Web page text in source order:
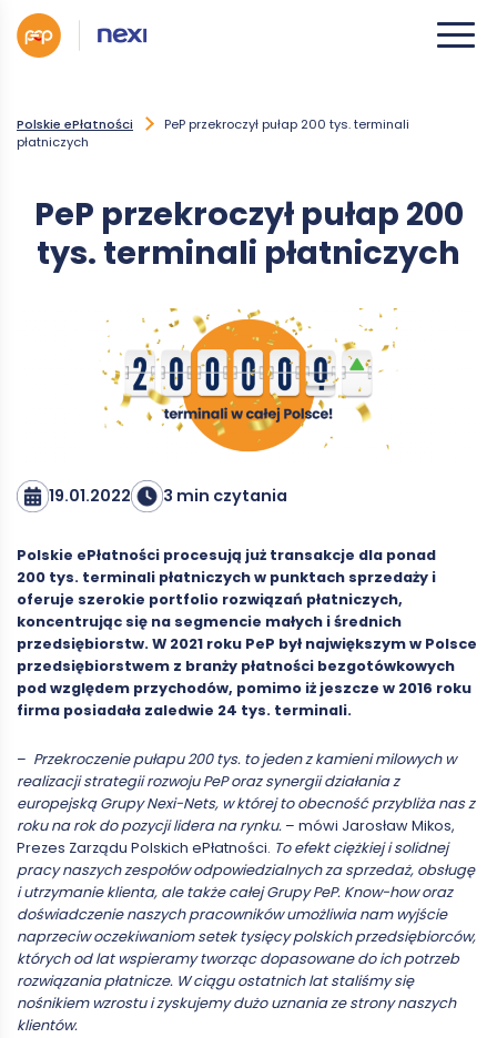
Polskie ePłatności
PeP przekroczył pułap 200 tys. terminali
płatniczych
PeP przekroczył pułap 200
tys. terminali płatniczych
19.01.2022 3 min czytania
Polskie ePłatności procesują już transakcje dla ponad
200 tys. terminali płatniczych w punktach sprzedaży i
oferuje szerokie portfolio rozwiązań płatniczych,
koncentrując się na segmencie małych i średnich
przedsiębiorstw. W 2021 roku PeP był największym w Polsce
przedsiębiorstwem z branży płatności bezgotówkowych
pod względem przychodów, pomimo iż jeszcze w 2016 roku
firma posiadała zaledwie 24 tys. terminali.
– Przekroczenie pułapu 200 tys. to jeden z kamieni milowych w
realizacji strategii rozwoju PeP oraz synergii działania z
europejską Grupy Nexi-Nets, w której to obecnośćprzybliża nas z
roku na rok do pozycji lidera na rynku. – mówi Jarosław Mikos,
Prezes Zarządu Polskich ePłatności. To efekt ciężkiej i solidnej
pracy naszych zespołów odpowiedzialnych za sprzedaż, obsługę
i utrzymanie klienta, ale także całej Grupy PeP. Know-how oraz
doświadczenie naszych pracowników umożliwia nam wyjście
naprzeciw oczekiwaniom setek tysięcy polskich przedsiębiorców,
których od lat wspieramy tworząc dopasowane do ich potrzeb
rozwiązania płatnicze. W ciągu ostatnich lat staliśmy się
nośnikiem wzrostu i zyskujemy dużo uznania ze strony naszych
klientów.